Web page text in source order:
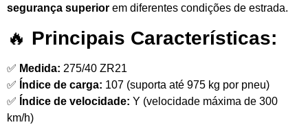
segurança superior em diferentes condições de estrada.
🔥 Principais Características:
✅ Medida: 275/40 ZR21
✅ Índice de carga: 107 (suporta até 975 kg por pneu)
✅ Índice de velocidade: Y (velocidade máxima de 300
km/h)